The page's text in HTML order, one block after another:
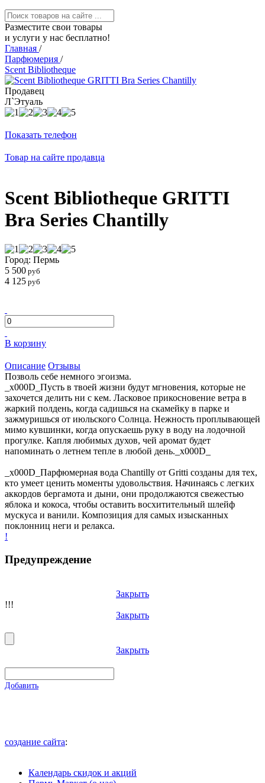
Разместите свои товары
и услуги у нас бесплатно!
Главная /
Парфюмерия /
Scent Bibliotheque
Продавец
Л`Этуаль
Показать телефон
Товар на сайте продавца
Scent Bibliotheque GRITTI
Bra Series Chantilly
Город: Пермь
5 500 руб
4 125 руб
В корзину
Описание Отзывы
Позволь себе немного эгоизма.
_x000D_Пусть в твоей жизни будут мгновения, которые не
захочется делить ни с кем. Ласковое прикосновение ветра в
жаркий полдень, когда садишься на скамейку в парке и
зажмуришься от июльского Солнца. Нежность проплывающей
мимо кувшинки, когда опускаешь руку в воду на лодочной
прогулке. Капля любимых духов, чей аромат будет
напоминать о летнем тепле в любой день._x000D_
_x000D_Парфюмерная вода Chantilly от Gritti созданы для тех,
кто умеет ценить моменты удовольствия. Начинаясь с легких
аккордов бергамота и дыни, они продолжаются свежестью
яблока и кокоса, чтобы оставить восхитительный шлейф
мускуса и ванили. Композиция для самых изысканных
поклонниц неги и релакса.
!
Предупреждение
Закрыть
!!!
Закрыть
Закрыть
Добавить
создание сайта:
Календарь скидок и акций